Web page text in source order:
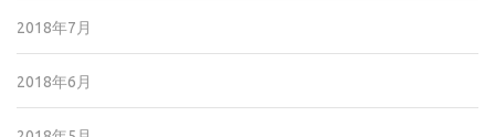
2018年7月
2018年6月